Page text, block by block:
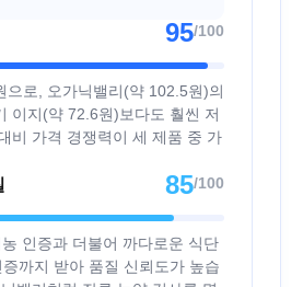
95/100
으로, 오가닉밸리(약 102.5원)의
이지(약 72.6원)보다도 훨씬 저
비 가격 경쟁력이 세 제품 중 가
85/100
인증과 더불어 까다로운 식단
까지 받아 품질 신뢰도가 높습